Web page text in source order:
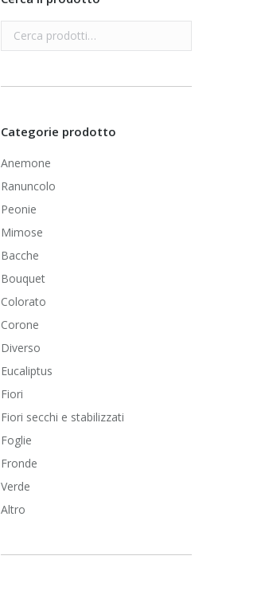
Categorie prodotto
Anemone
Ranuncolo
Peonie
Mimose
Bacche
Bouquet
Colorato
Corone
Diverso
Eucaliptus
Fiori
Fiori secchi e stabilizzati
Foglie
Fronde
Verde
Altro